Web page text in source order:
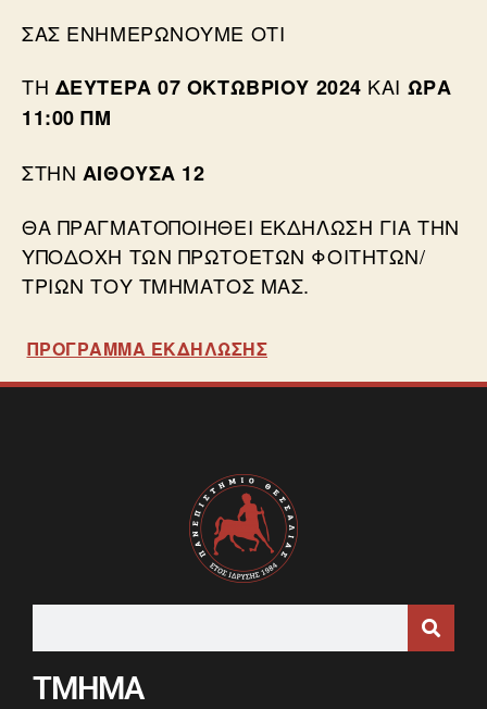
ΣΑΣ ΕΝΗΜΕΡΏΝΟΥΜΕ ΌΤΙ
ΤΗ ΔΕΥΤΈΡΑ 07 ΟΚΤΩΒΡΊΟΥ 2024 ΚΑΙ ΏΡΑ
11:00 ΠΜ
ΣΤΗΝ ΑΊΘΟΥΣΑ 12
ΘΑ ΠΡΑΓΜΑΤΟΠΟΙΗΘΕΊ ΕΚΔΉΛΩΣΗ ΓΙΑ ΤΗΝ
ΥΠΟΔΟΧΉ ΤΩΝ ΠΡΩΤΟΕΤΏΝ ΦΟΙΤΗΤΏΝ/
ΤΡΙΏΝ ΤΟΥ ΤΜΉΜΑΤΌΣ ΜΑΣ.
ΠΡΟΓΡΑΜΜΑ ΕΚΔΗΛΩΣΗΣ
ΤΜΗΜΑ